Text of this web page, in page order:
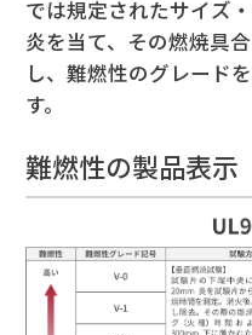
では規定されたサイズ
炎を当て、その燃焼具
し、難燃性のグレード
す。
難燃性の製品表示